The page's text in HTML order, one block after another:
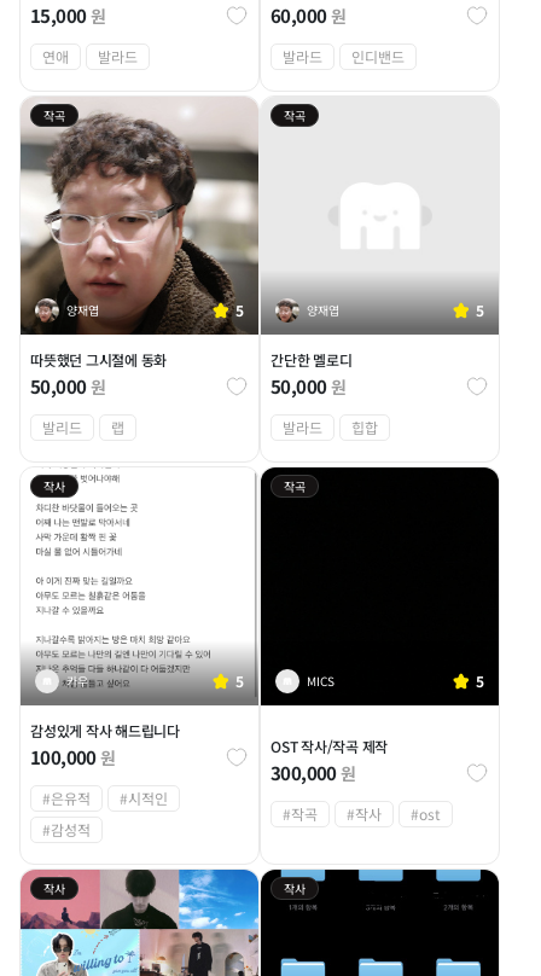
15,000원
연애 발라드
60,000원
발라드 인디밴드
작곡
양재엽 5
따뜻했던 그시절에 동화
50,000원
발리드 랩
작곡
양재엽 5
간단한 멜로디
50,000원
발라드 힙합
작사
카우 5
감성있게 작사 해드립니다
100,000원
#은유적
#시적인
#감성적
작곡
MICS 5
OST 작사/작곡 제작
300,000원
#작곡 #작사 #ost
작사 작사